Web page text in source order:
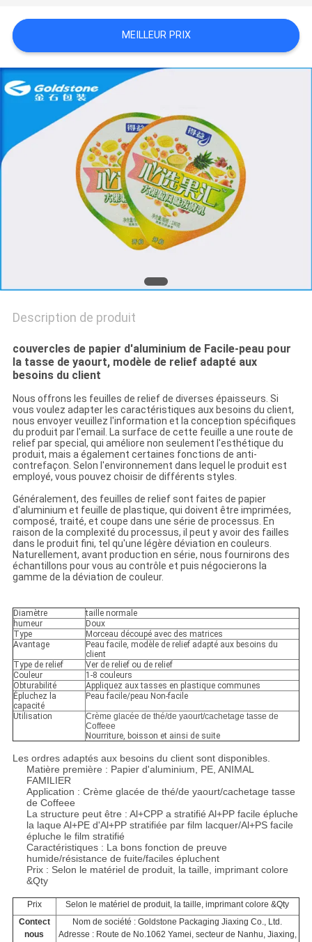
NOUVELLES
DEMANDEZ
UN
DEVIS
PLAN
MEILLEUR PRIX
Description de produit
couvercles de papier d'aluminium de Facile-peau pour
la tasse de yaourt, modèle de relief adapté aux
besoins du client
Nous offrons les feuilles de relief de diverses épaisseurs. Si
vous voulez adapter les caractéristiques aux besoins du client,
nous envoyer veuillez l'information et la conception spécifiques
du produit par l'email. La surface de cette feuille a une route de
relief par special, qui améliore non seulement l'esthétique du
produit, mais a également certaines fonctions de anti-
contrefaçon. Selon l'environnement dans lequel le produit est
employé, vous pouvez choisir de différents styles.
Généralement, des feuilles de relief sont faites de papier
d'aluminium et feuille de plastique, qui doivent être imprimées,
composé, traité, et coupe dans une série de processus. En
raison de la complexité du processus, il peut y avoir des failles
dans le produit fini, tel qu'une légère déviation en couleurs.
Naturellement, avant production en série, nous fournirons des
échantillons pour vous au contrôle et puis négocierons la
gamme de la déviation de couleur.
Diamètre
taille normale
humeur
Doux
Type
Morceau découpé avec des matrices
Avantage
Peau facile, modèle de relief adapté aux besoins du
client
Type de relief
Ver de relief ou de relief
Couleur
1-8 couleurs
Obturabilité
Appliquez aux tasses en plastique communes
Épluchez la
capacité
Peau facile/peau Non-facile
Utilisation
Crème glacée de thé/de yaourt/cachetage tasse de
Coffeee
Nourriture, boisson et ainsi de suite
Les ordres adaptés aux besoins du client sont disponibles.
Matière première : Papier d'aluminium, PE, ANIMAL
FAMILIER
Application : Crème glacée de thé/de yaourt/cachetage tasse
de Coffeee
La structure peut être : Al+CPP a stratifié Al+PP facile épluche
la laque Al+PE d'Al+PP stratifiée par film lacquer/Al+PS facile
épluche le film stratifié
Caractéristiques : La bons fonction de preuve
humide/résistance de fuite/faciles épluchent
Prix : Selon le matériel de produit, la taille, imprimant colore
&Qty
Prix
Selon le matériel de produit, la taille, imprimant colore &Qty
Contect
nous
Nom de société : Goldstone Packaging Jiaxing Co., Ltd.
Adresse : Route de No.1062 Yamei, secteur de Nanhu, Jiaxing,